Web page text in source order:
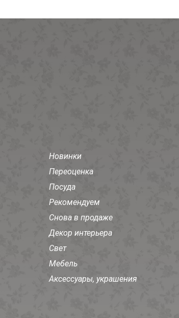
Новинки
Переоценка
Посуда
Рекомендуем
Снова в продаже
Декор интерьера
Свет
Мебель
Аксессуары, украшения